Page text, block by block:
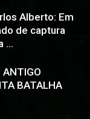
Alberto: Em
de captura
...
BATALHA